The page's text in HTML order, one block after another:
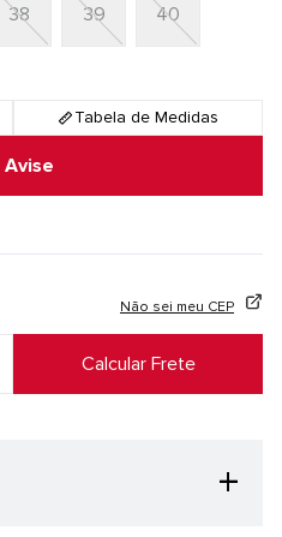
38 39 40
Tabela de Medidas
Avise
Não sei meu CEP
+